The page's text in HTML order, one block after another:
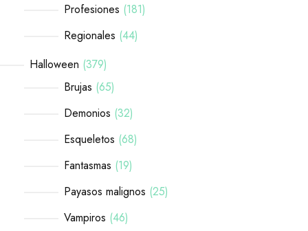
Profesiones 181
Regionales 44
Halloween 379
Brujas 65
Demonios 32
Esqueletos 68
Fantasmas 19
Payasos malignos 25
Vampiros 46